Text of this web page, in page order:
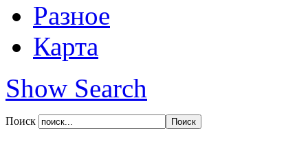
Разное
Карта
Show Search
Поиск